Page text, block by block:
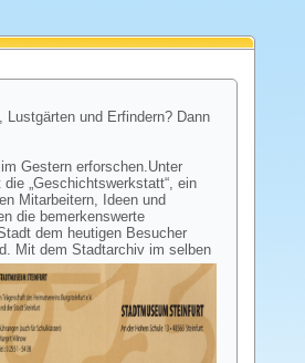
Lustgärten und Erfindern? Dann
Gestern erforschen.Unter
„Geschichtswerkstatt“, ein
Mitarbeitern, Ideen und
die bemerkenswerte
dem heutigen Besucher
Mit dem Stadtarchiv im selben